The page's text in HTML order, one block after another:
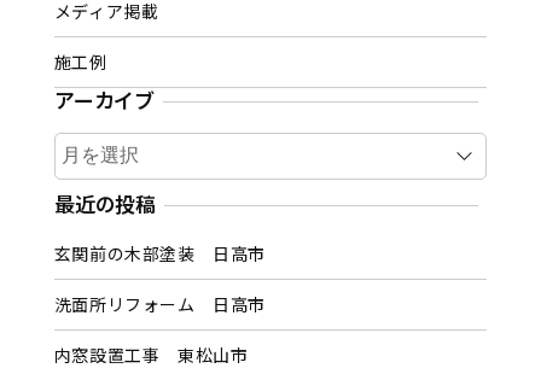
メディア掲載
施工例
アーカイブ
ア
ー
カ
ブ
最近の投稿
玄関前の木部塗装 日高市
洗面所リフォーム 日高市
内窓設置工事 東松山市